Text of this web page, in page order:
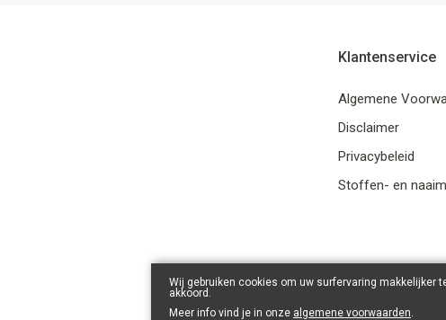
Klantenservice
Algemene
Disclaimer
Privacybeleid
Stoffen- en
Wij gebruiken cookies om uw surfervaring makkelijker
akkoord.
Meer info vind je in onze algemene voorwaarden.